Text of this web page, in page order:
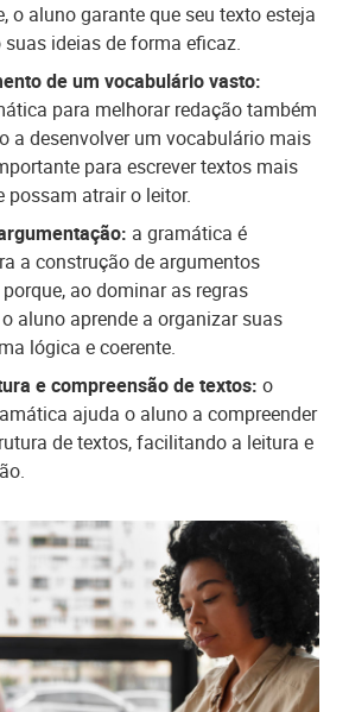
o aluno garante que seu texto esteja
ideias de forma eficaz.
de um vocabulário vasto:
para melhorar redação também
a desenvolver um vocabulário mais
para escrever textos mais
possam atrair o leitor.
a gramática é
a construção de argumentos
ao dominar as regras
aluno aprende a organizar suas
lógica e coerente.
e compreensão de textos:o
ajuda o aluno a compreender
de textos, facilitando a leitura e